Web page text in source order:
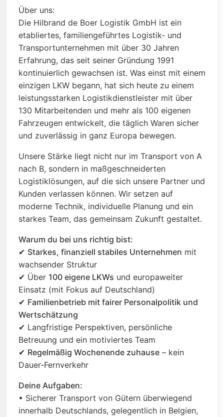
Über uns:
Die Hilbrand de Boer Logistik GmbH ist ein
etabliertes, familiengeführtes Logistik‑ und
Transportunternehmen mit über 30 Jahren
Erfahrung, das seit seiner Gründung 1991
kontinuierlich gewachsen ist. Was einst mit einem
einzigen LKW begann, hat sich heute zu einem
leistungsstarken Logistikdienstleister mit über
130 Mitarbeitenden und mehr als 100 eigenen
Fahrzeugen entwickelt, die täglich Waren sicher
und zuverlässig in ganz Europa bewegen.
Unsere Stärke liegt nicht nur im Transport von A
nach B, sondern in maßgeschneiderten
Logistiklösungen, auf die sich unsere Partner und
Kunden verlassen können. Wir setzen auf
moderne Technik, individuelle Planung und ein
starkes Team, das gemeinsam Zukunft gestaltet.
Warum du bei uns richtig bist:
✔ Starkes, finanziell stabiles Unternehmen mit
wachsender Struktur
✔ Über 100 eigene LKWs und europaweiter
Einsatz (mit Fokus auf Deutschland)
✔ Familienbetrieb mit fairer Personalpolitik und
Wertschätzung
✔ Langfristige Perspektiven, persönliche
Betreuung und ein motiviertes Team
✔ Regelmäßig Wochenende zuhause – kein
Dauer‑Fernverkehr
Deine Aufgaben:
• Sicherer Transport von Gütern überwiegend
innerhalb Deutschlands, gelegentlich in Belgien,